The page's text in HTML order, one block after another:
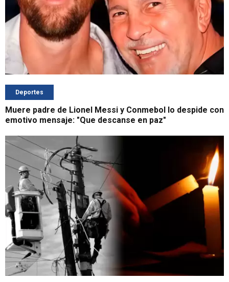
Deportes
Muere padre de Lionel Messi y Conmebol lo despide con
emotivo mensaje: "Que descanse en paz"